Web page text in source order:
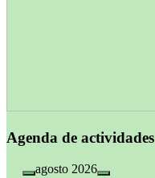
Agenda de actividades
agosto 2026